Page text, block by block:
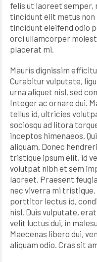
felis ut laoreet semper,
tincidunt elit metus
tincidunt eleifend odio
orci ullamcorper
placerat mi.
Mauris dignissim
Curabitur vulputate,
urna aliquet nisl, sed
Integer ac ornare dui.
tellus id, ultricies
sociosqu ad litora
inceptos himenaeos.
aliquam. Donec
tristique ipsum elit, id
volutpat nibh et sem
laoreet. Praesent
nec viverra mi
porttitor lectus id,
nisl. Duis vulputate,
velit luctus dui, in
Maecenas libero dui,
aliquam odio. Cras sit